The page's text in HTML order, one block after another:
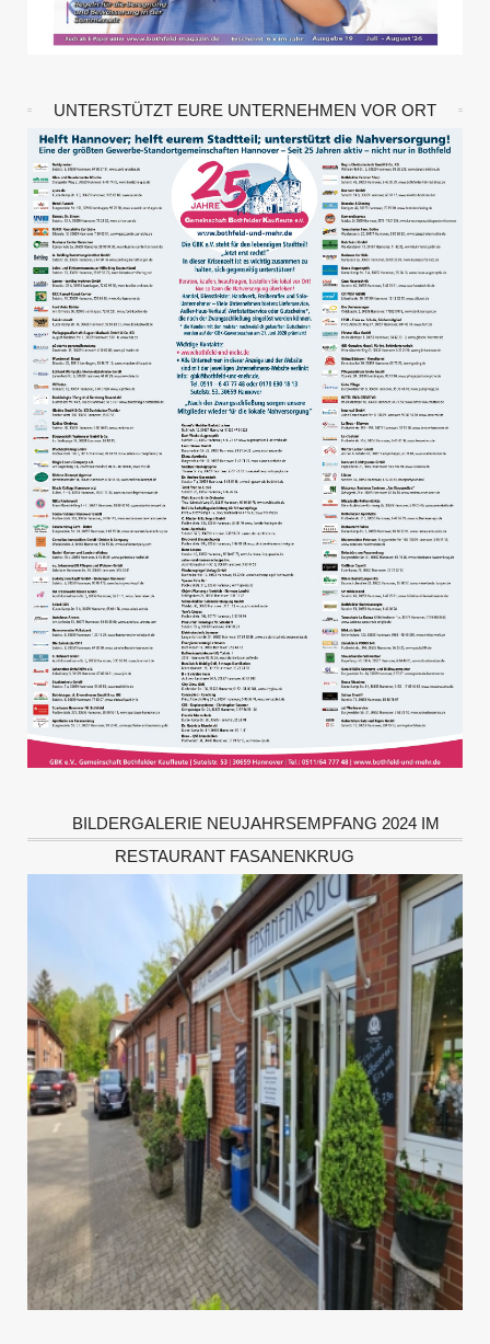
UNTERSTÜTZT EURE UNTERNEHMEN VOR ORT
BILDERGALERIE NEUJAHRSEMPFANG 2024 IM
RESTAURANT FASANENKRUG